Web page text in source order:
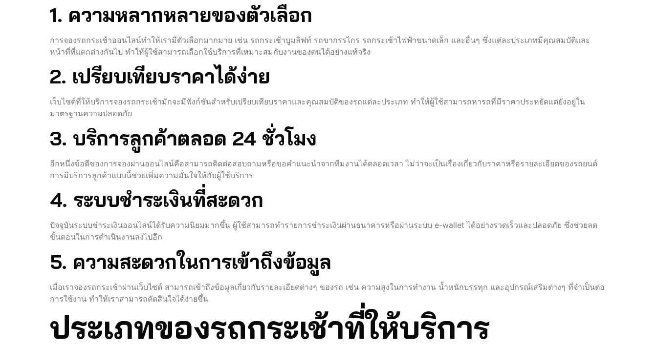
1. ความหลากหลายของตัวเลือก
การจองรถกระเช้าออนไลน์ทำให้เรามีตัวเลือกมากมาย เช่น รถกระเช้าบูมลิฟท์ รถขากรรไกร รถกระเช้าไฟฟ้าขนาดเล็ก และอื่นๆ ซึ่งแต่ละประเภทมีคุณสมบัติและ
หน้าที่ที่แตกต่างกันไป ทำให้ผู้ใช้สามารถเลือกใช้บริการที่เหมาะสมกับงานของตนได้อย่างแท้จริง
2. เปรียบเทียบราคาได้ง่าย
เว็บไซต์ที่ให้บริการจองรถกระเช้ามักจะมีฟังก์ชันสำหรับเปรียบเทียบราคาและคุณสมบัติของรถแต่ละประเภท ทำให้ผู้ใช้สามารถหารถที่มีราคาประหยัดแต่ยังอยู่ใน
มาตรฐานความปลอดภัย
3. บริการลูกค้าตลอด 24 ชั่วโมง
อีกหนึ่งข้อดีของการจองผ่านออนไลน์คือสามารถติดต่อสอบถามหรือขอคำแนะนำจากทีมงานได้ตลอดเวลา ไม่ว่าจะเป็นเรื่องเกี่ยวกับราคาหรือรายละเอียดของรถยนต์
การมีบริการลูกค้าแบบนี้ช่วยเพิ่มความมั่นใจให้กับผู้ใช้บริการ
4. ระบบชำระเงินที่สะดวก
ปัจจุบันระบบชำระเงินออนไลน์ได้รับความนิยมมากขึ้น ผู้ใช้สามารถทำรายการชำระเงินผ่านธนาคารหรือผ่านระบบ e-wallet ได้อย่างรวดเร็วและปลอดภัย ซึ่งช่วยลด
ขั้นตอนในการดำเนินงานลงไปอีก
5. ความสะดวกในการเข้าถึงข้อมูล
เมื่อเราจองรถกระเช้าผ่านเว็บไซต์ สามารถเข้าถึงข้อมูลเกี่ยวกับรายละเอียดต่างๆ ของรถ เช่น ความสูงในการทำงาน น้ำหนักบรรทุก และอุปกรณ์เสริมต่างๆ ที่จำเป็นต่อ
การใช้งาน ทำให้เราสามารถตัดสินใจได้ง่ายขึ้น
ประเภทของรถกระเช้าที่ให้บริการ